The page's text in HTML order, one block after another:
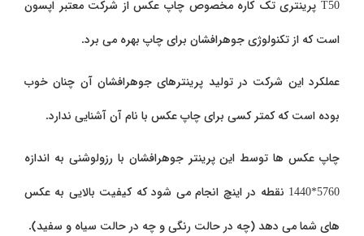
T50 پرینتری تک کاره مخصوص چاپ عکس از شرکت معتبر اپسون
است که از تکنولوژی جوهرافشان برای چاپ بهره می برد.
عملکرد این شرکت در تولید پرینترهای جوهرافشان آن چنان خوب
بوده است که کمتر کسی برای چاپ عکس با نام آن آشنایی ندارد.
چاپ عکس ها توسط این پرینتر جوهرافشان با رزولوشنی به اندازه
5760*1440 نقطه در اینچ انجام می شود که کیفیت بالایی به عکس
های شما می دهد (چه در حالت رنگی و چه در حالت سیاه و سفید).